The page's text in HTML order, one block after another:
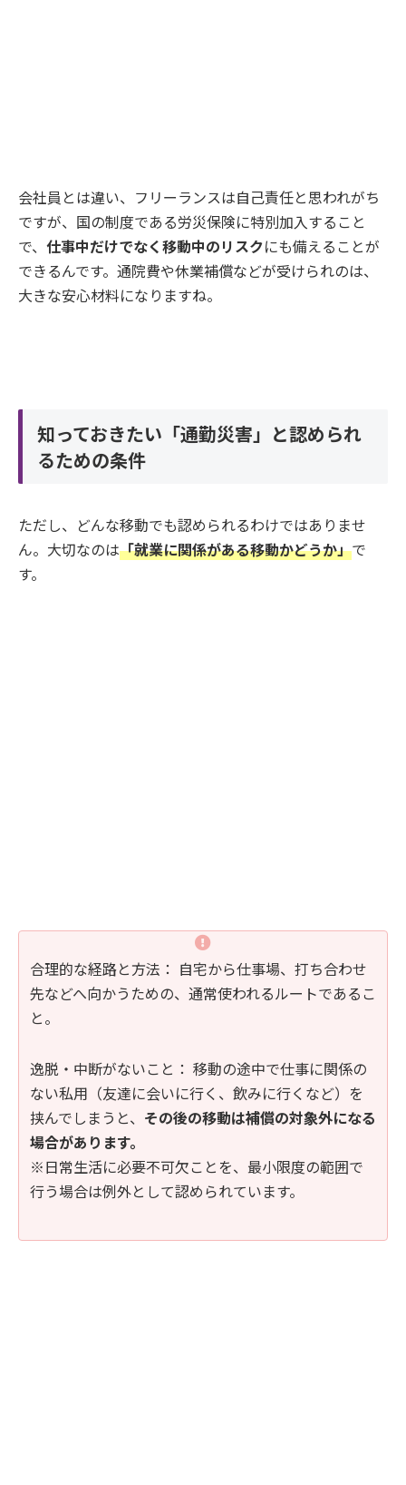
会社員とは違い、フリーランスは自己責任と思われがち
ですが、国の制度である労災保険に特別加入すること
で、 仕事中だけでなく移動中のリスクにも備えることが
できるんです。通院費や休業補償などが受けられのは、
大きな安心材料になりますね。
知っておきたい「通勤災害」と認められ
るための条件
ただし、どんな移動でも認められるわけではありませ
ん。大切なのは「就業に関係がある移動かどうか」で
す。
合理的な経路と方法： 自宅から仕事場、打ち合わせ
先などへ向かうための、通常使われるルートであるこ
と。
逸脱・中断がないこと： 移動の途中で仕事に関係の
ない私用（友達に会いに行く、飲みに行くなど）を
挟んでしまうと、 その後の移動は補償の対象外になる
場合があります。
※日常生活に必要不可欠ことを、最小限度の範囲で
行う場合は例外として認められています。